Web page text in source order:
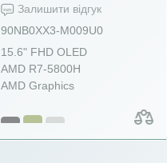
Залишити відгук
90NB0XX3-M009U0
15.6" FHD OLED
AMD R7-5800H
AMD Graphics